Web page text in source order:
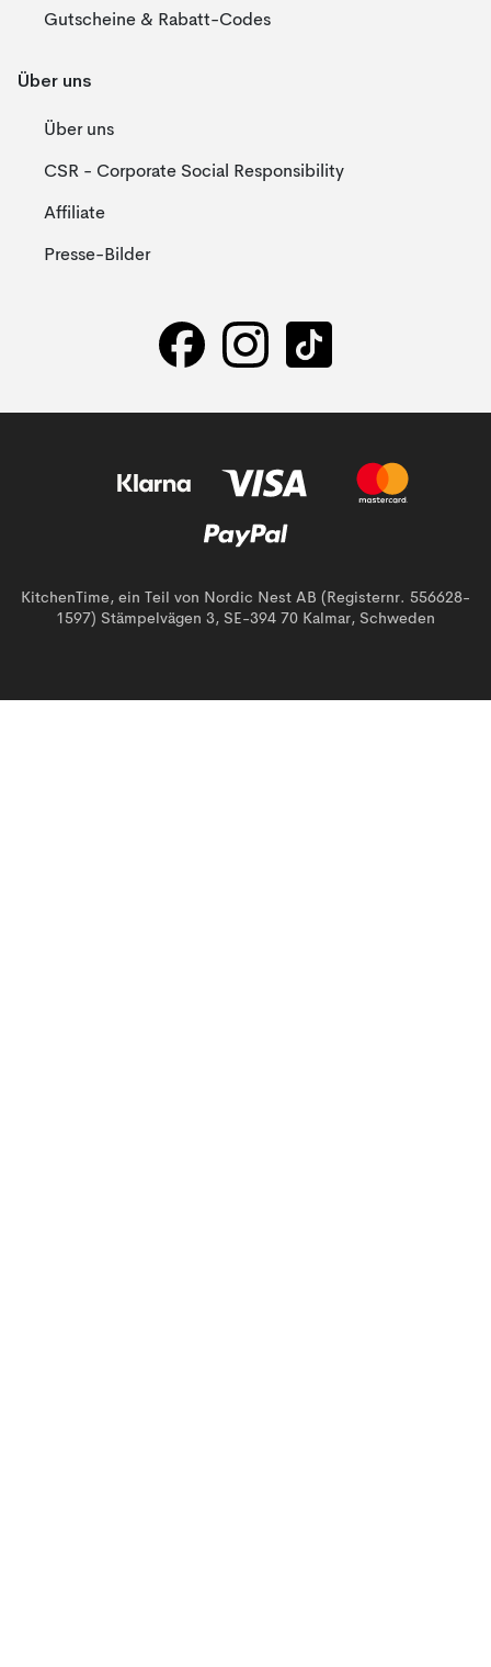
Gutscheine & Rabatt-Codes
Über uns
Über uns
CSR - Corporate Social Responsibility
Affiliate
Presse-Bilder
KitchenTime, ein Teil von Nordic Nest AB (Registernr. 556628-
1597) Stämpelvägen 3, SE-394 70 Kalmar, Schweden